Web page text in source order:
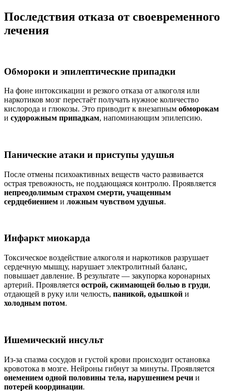
Последствия отказа от своевременного
лечения
Обмороки и эпилептические припадки
На фоне интоксикации и резкого отказа от алкоголя или
наркотиков мозг перестаёт получать нужное количество
кислорода и глюкозы. Это приводит к внезапным обморокам
и судорожным припадкам, напоминающим эпилепсию.
Панические атаки и приступы удушья
После отмены психоактивных веществ часто развивается
острая тревожность, не поддающаяся контролю. Проявляется
непреодолимым страхом смерти, учащенным
сердцебиением и ложным чувством удушья.
Инфаркт миокарда
Токсическое воздействие алкоголя и наркотиков разрушает
сердечную мышцу, нарушает электролитный баланс,
повышает давление. В результате — закупорка коронарных
артерий. Проявляется острой, сжимающей болью в груди,
отдающей в руку или челюсть, паникой, одышкой и
холодным потом.
Ишемический инсульт
Из-за спазма сосудов и густой крови происходит остановка
кровотока в мозге. Нейроны гибнут за минуты. Проявляется
онемением одной половины тела, нарушением речи и
потерей координации.